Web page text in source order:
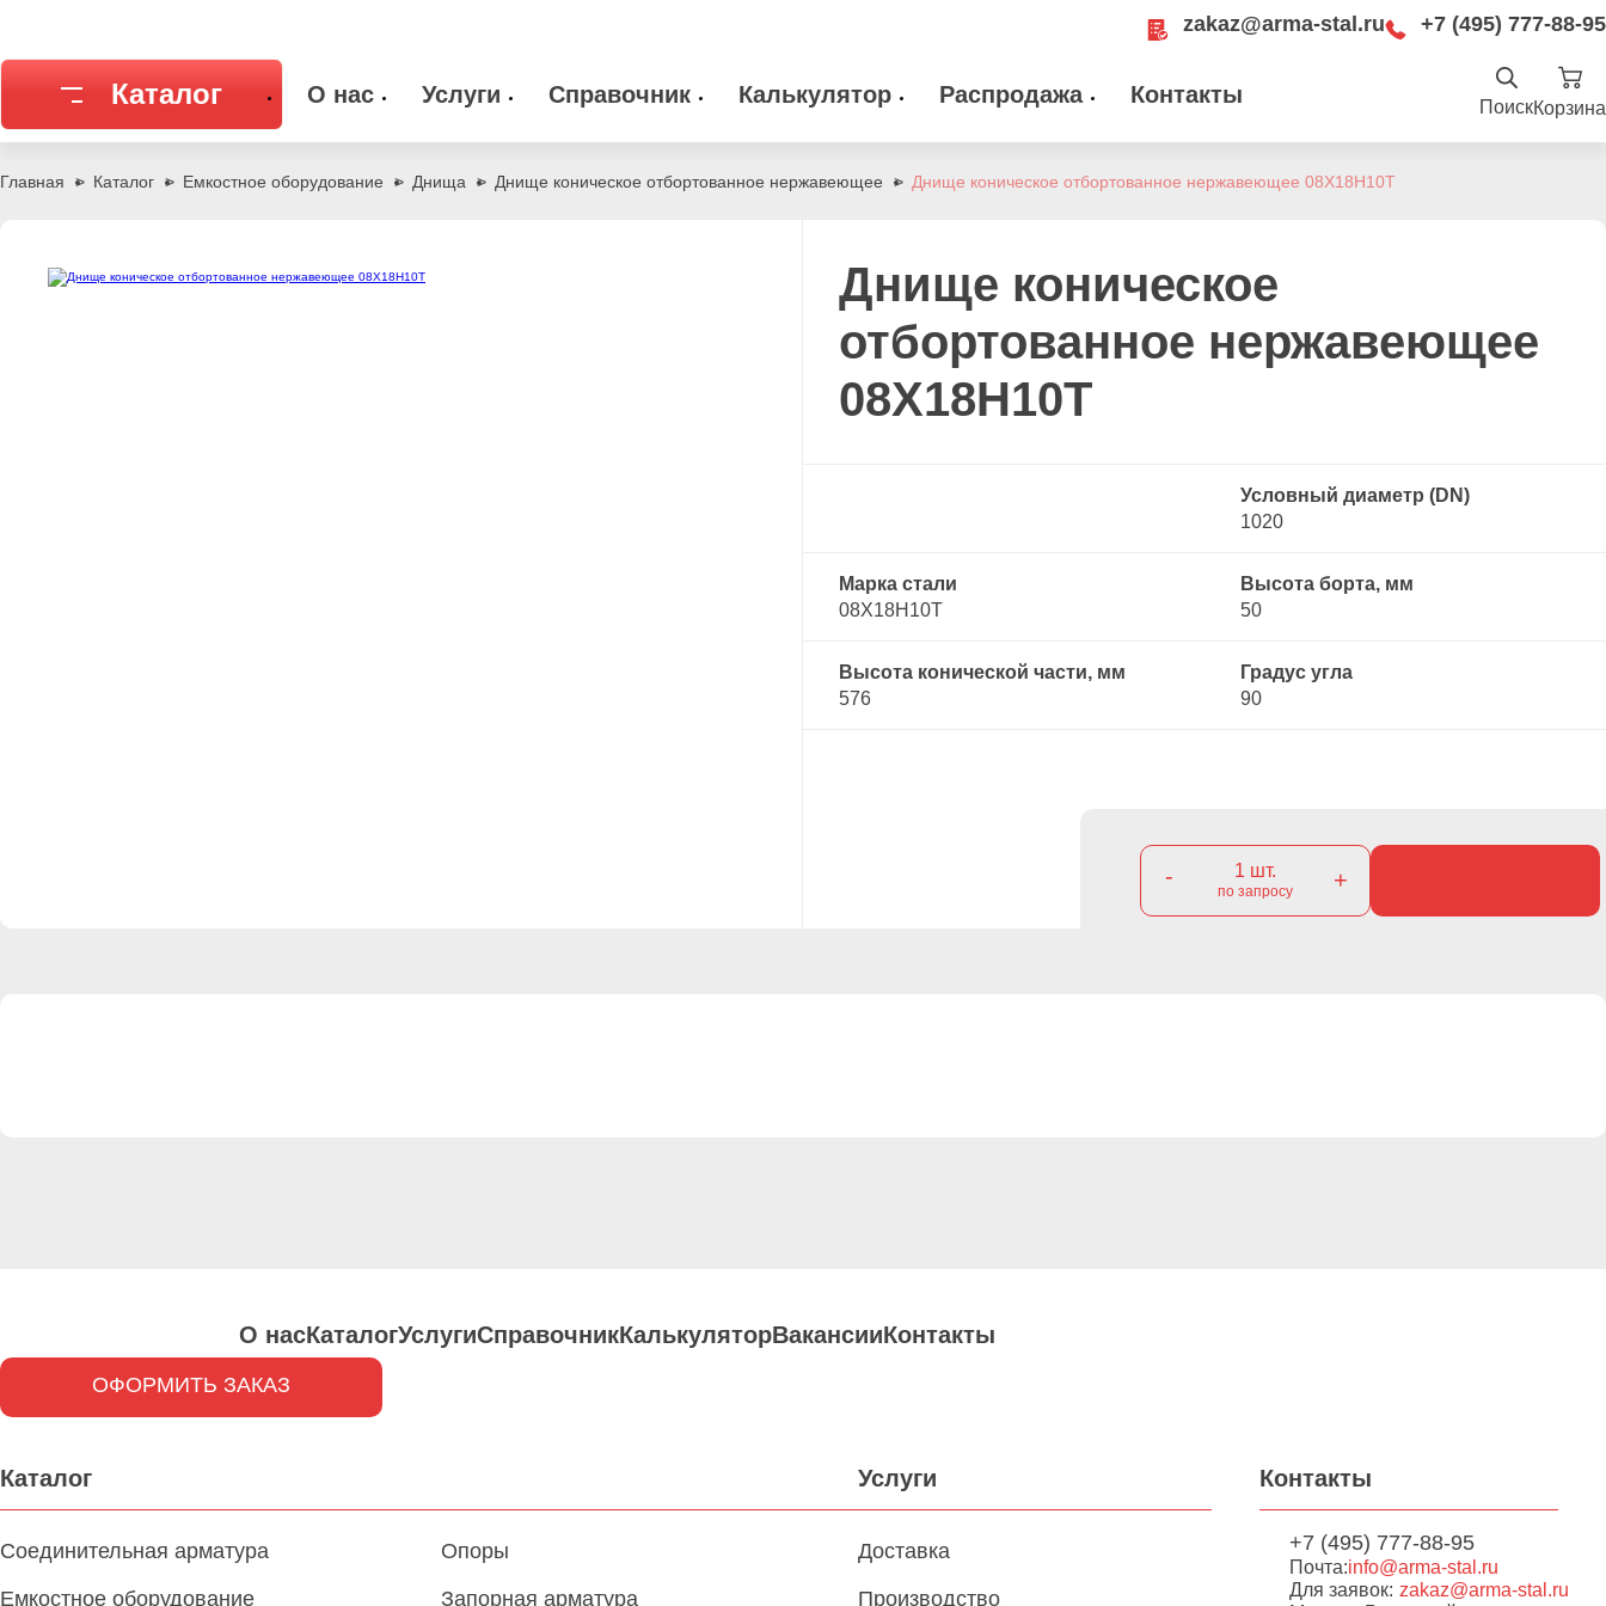
zakaz@arma-stal.ru +7 (495) 777-88-95
Каталог
Сварочные материалы
О нас Услуги Справочник Калькулятор Распродажа Контакты
zakaz@arma-stal.ru
ПоискКорзина
Главная Каталог Емкостное оборудование Днища Днище коническое отбортованное нержавеющее Днище коническое отбортованное нержавеющее 08Х18Н10Т
Днище коническое
отбортованное нержавеющее
08Х18Н10Т
Условный диаметр (DN)
1020
Марка стали
08Х18Н10Т
Высота борта, мм
50
Высота конической части, мм
576
Градус угла
90
- 1 шт.
по запросу +
О насКаталогУслугиСправочникКалькуляторВакансииКонтакты
ОФОРМИТЬ ЗАКАЗ
Каталог
Соединительная арматура
Емкостное оборудование
Опоры
Запорная арматура
Услуги
Доставка
Производство
Контакты
+7 (495) 777-88-95
Почта:info@arma-stal.ru
Для заявок: zakaz@arma-stal.ru